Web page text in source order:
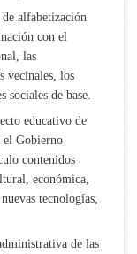
alfabetización
con el
las
vecinales, los
sociales de base.
educativo de
el Gobierno
contenidos
económica,
tecnologías,
de las